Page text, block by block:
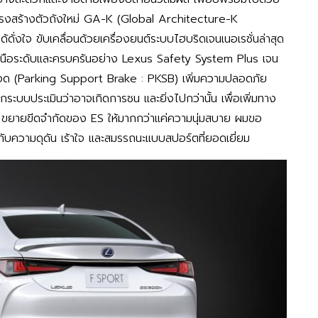
งสร้างตัวถังใหม่ GA-K (Global Architecture-K
ใจ ขับเคลื่อนด้วยเครื่องยนต์ระบบไฮบริดเจนเนอเรชั่นล่าสุด
อระดับและครบครันอย่าง Lexus Safety System Plus เจน
(Parking Support Brake : PKSB) เพิ่มความปลอดภัย
บบประเมินว่าอาจเกิดการชน และยิ่งไปกว่านั้น เพื่อเพิ่มทาง
ยายขีดจำกัดของ ES ให้มากกว่าแค่ความนุ่มสบาย ผมขอ
วามดุดัน เร้าใจ และสมรรถนะแบบสปอร์ตที่ยอดเยี่ยม